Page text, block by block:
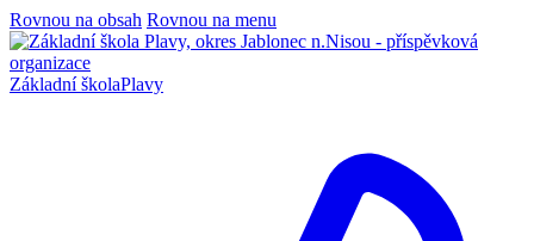
Rovnou na obsah Rovnou na menu
Základní školaPlavy